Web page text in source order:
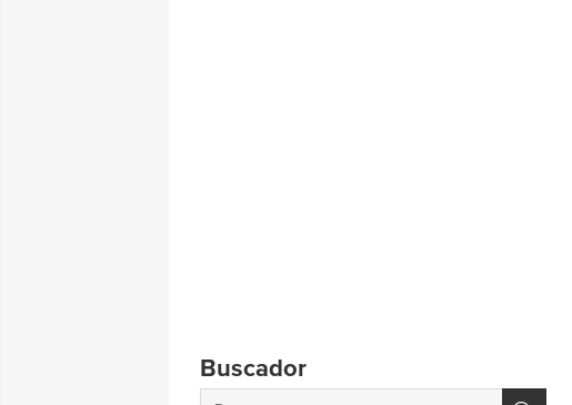
Buscador